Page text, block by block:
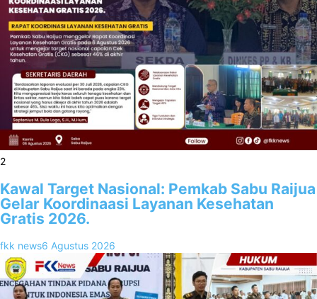
2
Kawal Target Nasional: Pemkab Sabu Raijua
Gelar Koordinaasi Layanan Kesehatan
Gratis 2026.
fkk news6 Agustus 2026